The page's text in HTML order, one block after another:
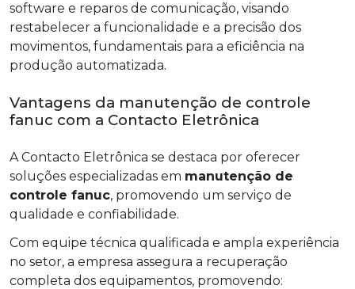
software e reparos de comunicação, visando
restabelecer a funcionalidade e a precisão dos
movimentos, fundamentais para a eficiência na
produção automatizada.
Vantagens da manutenção de controle
fanuc com a Contacto Eletrônica
A Contacto Eletrônica se destaca por oferecer
soluções especializadas em manutenção de
controle fanuc, promovendo um serviço de
qualidade e confiabilidade.
Com equipe técnica qualificada e ampla experiência
no setor, a empresa assegura a recuperação
completa dos equipamentos, promovendo: